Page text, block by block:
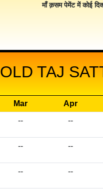
माँ क़सम पेमेंट में कोई
OLD TAJ
Mar Apr
-- --
-- --
-- --